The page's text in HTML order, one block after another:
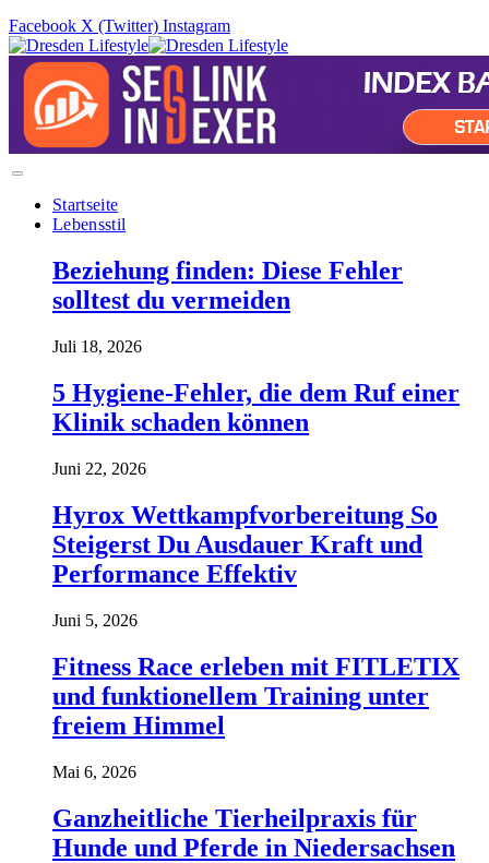
Facebook X (Twitter) Instagram
Startseite
Lebensstil
Beziehung finden: Diese Fehler
solltest du vermeiden
Juli 18, 2026
5 Hygiene-Fehler, die dem Ruf einer
Klinik schaden können
Juni 22, 2026
Hyrox Wettkampfvorbereitung So
Steigerst Du Ausdauer Kraft und
Performance Effektiv
Juni 5, 2026
Fitness Race erleben mit FITLETIX
und funktionellem Training unter
freiem Himmel
Mai 6, 2026
Ganzheitliche Tierheilpraxis für
Hunde und Pferde in Niedersachsen